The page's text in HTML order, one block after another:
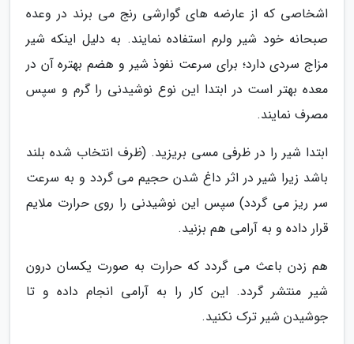
اشخاصی که از عارضه های گوارشی رنج می برند در وعده
صبحانه خود شیر ولرم استفاده نمایند. به دلیل اینکه شیر
مزاج سردی دارد؛ برای سرعت نفوذ شیر و هضم بهتره آن در
معده بهتر است در ابتدا این نوع نوشیدنی را گرم و سپس
مصرف نمایند.
ابتدا شیر را در ظرفی مسی بریزید. (ظرف انتخاب شده بلند
باشد زیرا شیر در اثر داغ شدن حجیم می گردد و به سرعت
سر ریز می گردد) سپس این نوشیدنی را روی حرارت ملایم
قرار داده و به آرامی هم بزنید.
هم زدن باعث می گردد که حرارت به صورت یکسان درون
شیر منتشر گردد. این کار را به آرامی انجام داده و تا
جوشیدن شیر ترک نکنید.